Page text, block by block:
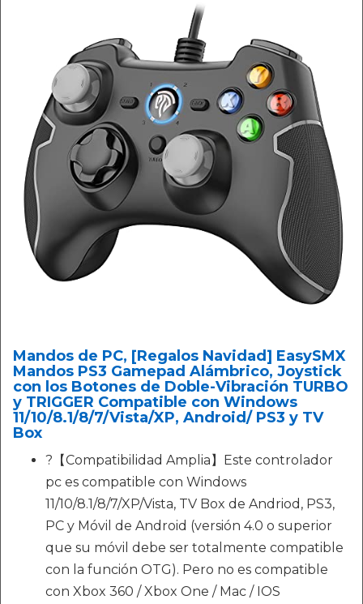
Mandos de PC, [Regalos Navidad] EasySMX
Mandos PS3 Gamepad Alámbrico, Joystick
con los Botones de Doble-Vibración TURBO
y TRIGGER Compatible con Windows
11/10/8.1/8/7/Vista/XP, Android/ PS3 y TV
Box
?【Compatibilidad Amplia】Este controlador
pc es compatible con Windows
11/10/8.1/8/7/XP/Vista, TV Box de Andriod, PS3,
PC y Móvil de Android (versión 4.0 o superior
que su móvil debe ser totalmente compatible
con la función OTG). Pero no es compatible
con Xbox 360 / Xbox One / Mac / IOS